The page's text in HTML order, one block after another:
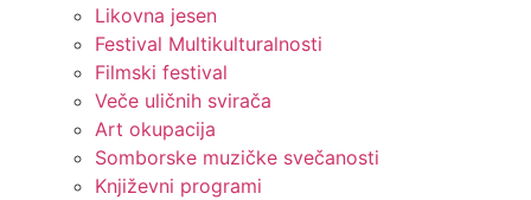
Likovna jesen
Festival Multikulturalnosti
Filmski festival
Veče uličnih svirača
Art okupacija
Somborske muzičke svečanosti
Književni programi